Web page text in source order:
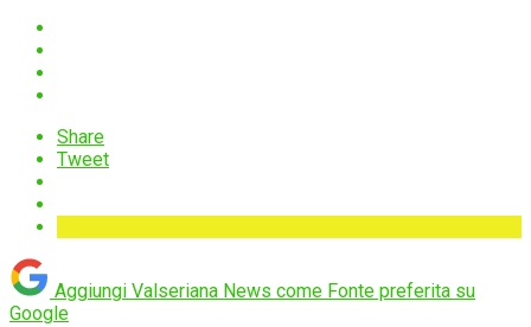
Share
Tweet
Aggiungi Valseriana News come Fonte preferita su
Google